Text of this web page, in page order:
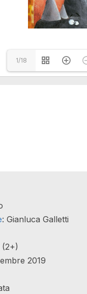
1/18
: Gianluca Galletti
2019